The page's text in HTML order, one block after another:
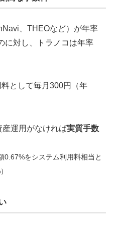
、THEOなど）が年率
に対し、トラノコは年率
として毎月300円（年
産運用がなければ実質手数
0.67%をシステム利用料相当と